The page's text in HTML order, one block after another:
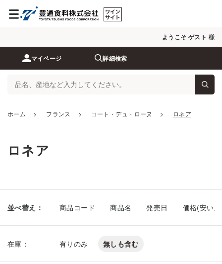
ようこそ ゲスト 様
マイページ 詳細検索
ホーム > フランス > コート・デュ・ローヌ > ロネア
ロネア
並べ替え： 商品コード 商品名 発売日 価格(安い
在庫： 有りのみ 無しも含む